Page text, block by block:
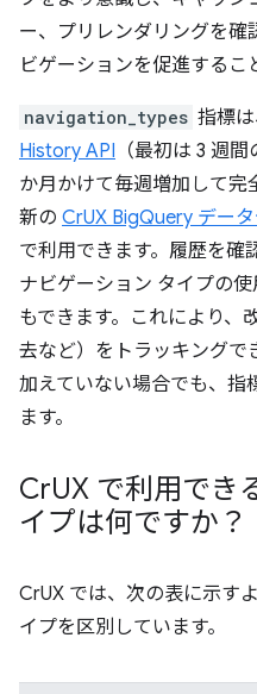
ー、プリレンダリングを確
ビゲーションを促進するこ
navigation_types 指標は
History API （最初は 3 週
か月かけて毎週増加して
新の CrUX BigQuery デー
で利用できます。履歴を確
ナビゲーション タイプの
もできます。これにより
去など）をトラッキングで
加えていない場合でも、指
ます。
CrUX で利用でき
イプは何ですか？
CrUX では、次の表に示す
イプを区別しています。